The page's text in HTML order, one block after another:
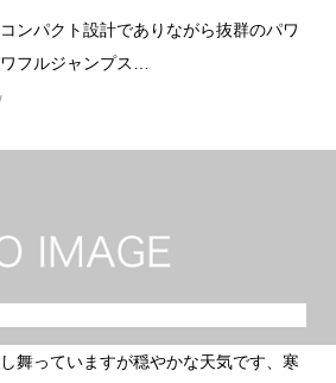
ンパクト設計でありながら抜群のパワ
フルジャンプス…
舞っていますが穏やかな天気です、寒